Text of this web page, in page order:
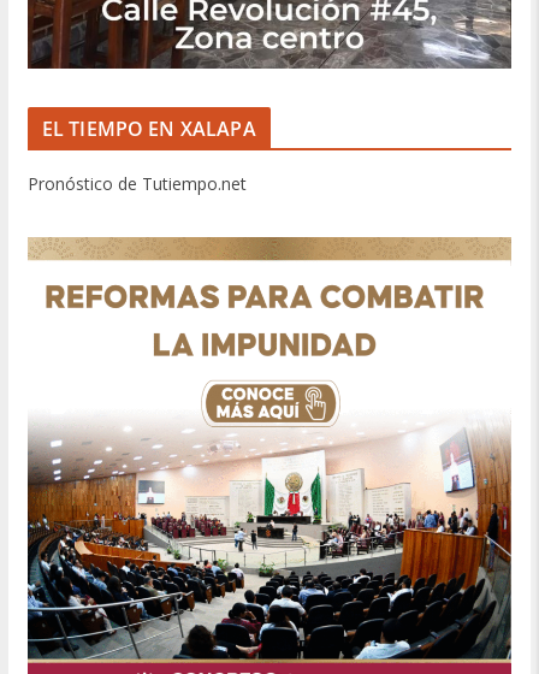
EL TIEMPO EN XALAPA
Pronóstico de Tutiempo.net